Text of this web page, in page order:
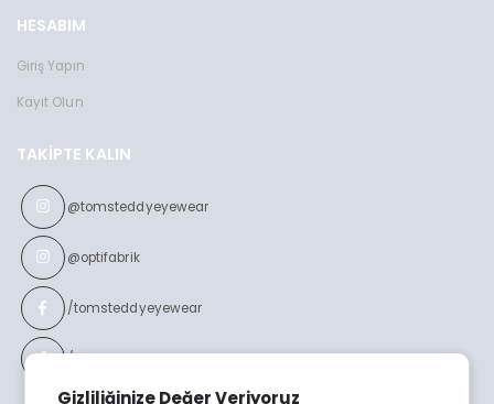
Gizliliğinize Değer Veriyoruz
HESABIM
Giriş Yapın
Kayıt Olun
TAKIPTE KALIN
@tomsteddyeyewear
@optifabrik
/tomsteddyeyewear
/optifabrikeyewear